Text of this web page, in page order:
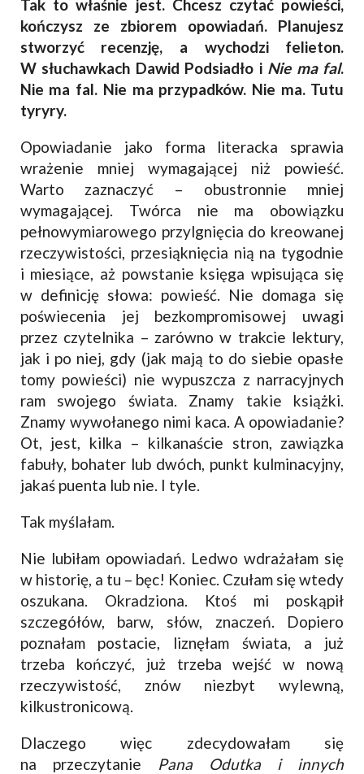
Tak to właśnie jest. Chcesz czytać powieści,
kończysz ze zbiorem opowiadań. Planujesz
stworzyć recenzję, a wychodzi felieton.
W słuchawkach Dawid Podsiadło i Nie ma fal.
Nie ma fal. Nie ma przypadków. Nie ma. Tutu
tyryry.
Opowiadanie jako forma literacka sprawia
wrażenie mniej wymagającej niż powieść.
Warto zaznaczyć – obustronnie mniej
wymagającej. Twórca nie ma obowiązku
pełnowymiarowego przylgnięcia do kreowanej
rzeczywistości, przesiąknięcia nią na tygodnie
i miesiące, aż powstanie księga wpisująca się
w definicję słowa: powieść. Nie domaga się
poświecenia jej bezkompromisowej uwagi
przez czytelnika – zarówno w trakcie lektury,
jak i po niej, gdy (jak mają to do siebie opasłe
tomy powieści) nie wypuszcza z narracyjnych
ram swojego świata. Znamy takie książki.
Znamy wywołanego nimi kaca. A opowiadanie?
Ot, jest, kilka – kilkanaście stron, zawiązka
fabuły, bohater lub dwóch, punkt kulminacyjny,
jakaś puenta lub nie. I tyle.
Tak myślałam.
Nie lubiłam opowiadań. Ledwo wdrażałam się
w historię, a tu – bęc! Koniec. Czułam się wtedy
oszukana. Okradziona. Ktoś mi poskąpił
szczegółów, barw, słów, znaczeń. Dopiero
poznałam postacie, liznęłam świata, a już
trzeba kończyć, już trzeba wejść w nową
rzeczywistość, znów niezbyt wylewną,
kilkustronicową.
Dlaczego więc zdecydowałam się
na przeczytanie Pana Odutka i innych